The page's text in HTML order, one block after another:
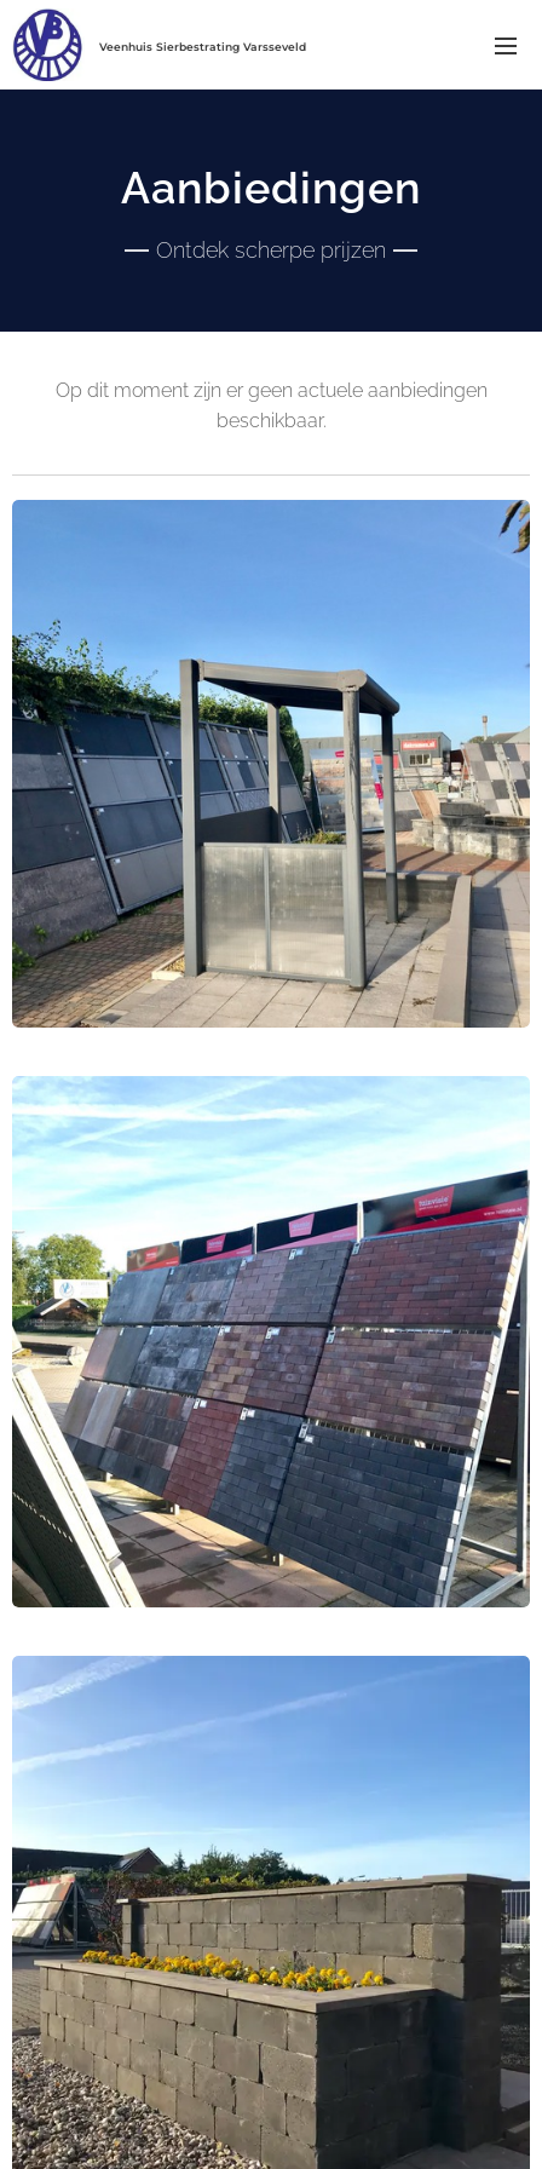
Veenhuis Sierbestrating Varsseveld
Aanbiedingen
Ontdek scherpe prijzen
Op dit moment zijn er geen actuele aanbiedingen
beschikbaar.